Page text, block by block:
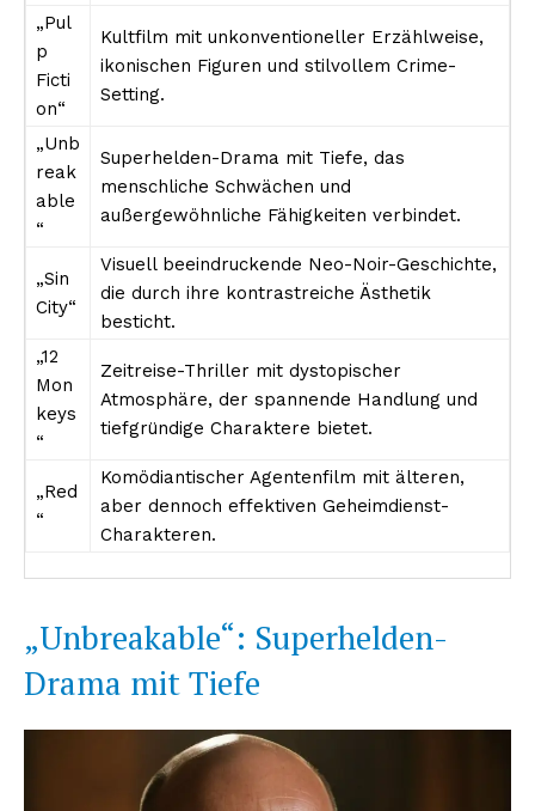
„Pul
p
Ficti
on“
Kultfilm mit unkonventioneller Erzählweise,
ikonischen Figuren und stilvollem Crime-
Setting.
„Unb
reak
able
“
Superhelden-Drama mit Tiefe, das
menschliche Schwächen und
außergewöhnliche Fähigkeiten verbindet.
„Sin
City“
Visuell beeindruckende Neo-Noir-Geschichte,
die durch ihre kontrastreiche Ästhetik
besticht.
„12
Mon
keys
“
Zeitreise-Thriller mit dystopischer
Atmosphäre, der spannende Handlung und
tiefgründige Charaktere bietet.
„Red
“
Komödiantischer Agentenfilm mit älteren,
aber dennoch effektiven Geheimdienst-
Charakteren.
„Unbreakable“: Superhelden-
Drama mit Tiefe